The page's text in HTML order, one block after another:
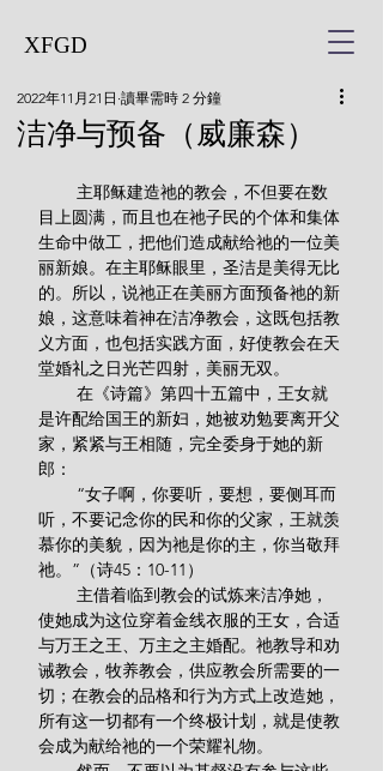
XFGD
洁净与预备（威廉森）
2022年11月21日 讀畢需時 2 分鐘
目上圆满，而且也在祂子民的个体和集体
生命中做工，把他们造成献给祂的一位美
丽新娘。在主耶稣眼里，圣洁是美得无比
的。所以，说祂正在美丽方面预备祂的新
娘，这意味着神在洁净教会，这既包括教
义方面，也包括实践方面，好使教会在天
堂婚礼之日光芒四射，美丽无双。
是许配给国王的新妇，她被劝勉要离开父
家，紧紧与王相随，完全委身于她的新
郎：
听，不要记念你的民和你的父家，王就羡
慕你的美貌，因为祂是你的主，你当敬拜
祂。”（诗45：10-11）
使她成为这位穿着金线衣服的王女，合适
与万王之王、万主之主婚配。祂教导和劝
诫教会，牧养教会，供应教会所需要的一
切；在教会的品格和行为方式上改造她，
所有这一切都有一个终极计划，就是使教
会成为献给祂的一个荣耀礼物。